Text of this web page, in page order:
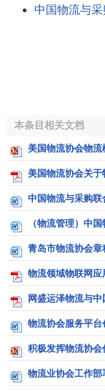
中国物流与
本条目相关文档
美国物流协会物流
美国物流协会关
中国物流与采购
（物流管理）中
青岛市物流协会章
物流领域物联网
网盛运泽物流与
物流协会服务平
积极发挥物流协
物流业协会工作部